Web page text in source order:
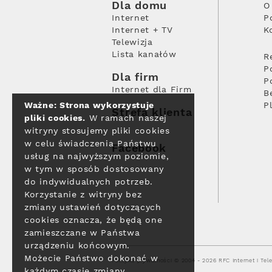
Dla domu
Internet
Internet + TV
Telewizja
Lista kanałów
Dla firm
Internet dla Firm
Strefa klienta
Facebook
Polityka prywatności © 2004 - 2026 RFC Internet i
Ważne: Strona wykorzystuje
pliki cookies. W ramach naszej
witryny stosujemy pliki cookies
w celu świadczenia Państwu
usług na najwyższym poziomie,
w tym w sposób dostosowany
do indywidualnych potrzeb.
Korzystanie z witryny bez
zmiany ustawień dotyczących
cookies oznacza, że będą one
zamieszczane w Państwa
urządzeniu końcowym.
Możecie Państwo dokonać w